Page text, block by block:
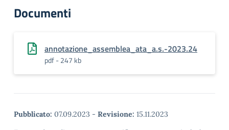
Documenti
annotazione_assemblea_ata_a.s.-2023.24
pdf - 247 kb
Pubblicato: 07.09.2023 - Revisione: 15.11.2023